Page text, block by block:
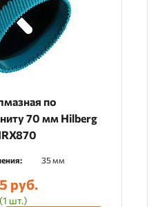
по
70 мм Hilberg
35 мм
руб.
шт.)